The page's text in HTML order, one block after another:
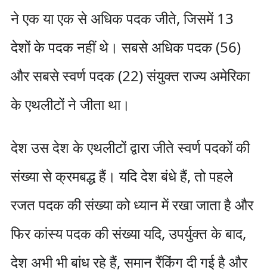
ने एक या एक से अधिक पदक जीते, जिसमें 13
देशों के पदक नहीं थे। सबसे अधिक पदक (56)
और सबसे स्वर्ण पदक (22) संयुक्त राज्य अमेरिका
के एथलीटों ने जीता था।
देश उस देश के एथलीटों द्वारा जीते स्वर्ण पदकों की
संख्या से क्रमबद्ध हैं। यदि देश बंधे हैं, तो पहले
रजत पदक की संख्या को ध्यान में रखा जाता है और
फिर कांस्य पदक की संख्या यदि, उपर्युक्त के बाद,
देश अभी भी बांध रहे हैं, समान रैंकिंग दी गई है और